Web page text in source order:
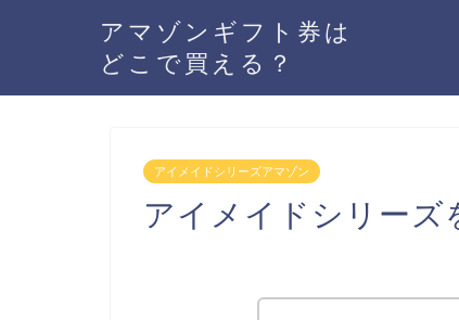
アマゾンギフト券は
どこで買える？
アイメイドシリーズアマゾン
アイメイドシリーズ